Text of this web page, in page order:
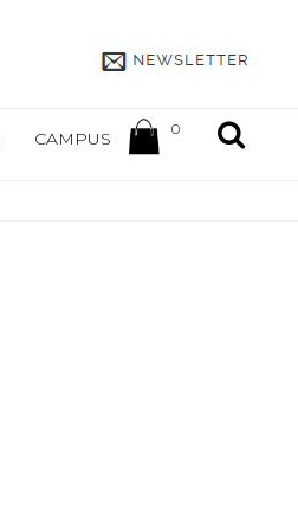
CAMPUS 0